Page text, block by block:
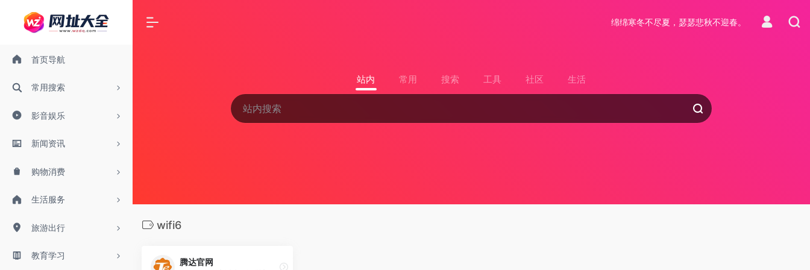
首页导航
常用搜索
影音娱乐
新闻资讯
购物消费
生活服务
旅游出行
教育学习
绵绵寒冬不尽夏，瑟瑟悲秋不迎春。
站内 常用 搜索 工具 社区 生活
wifi6
腾达官网